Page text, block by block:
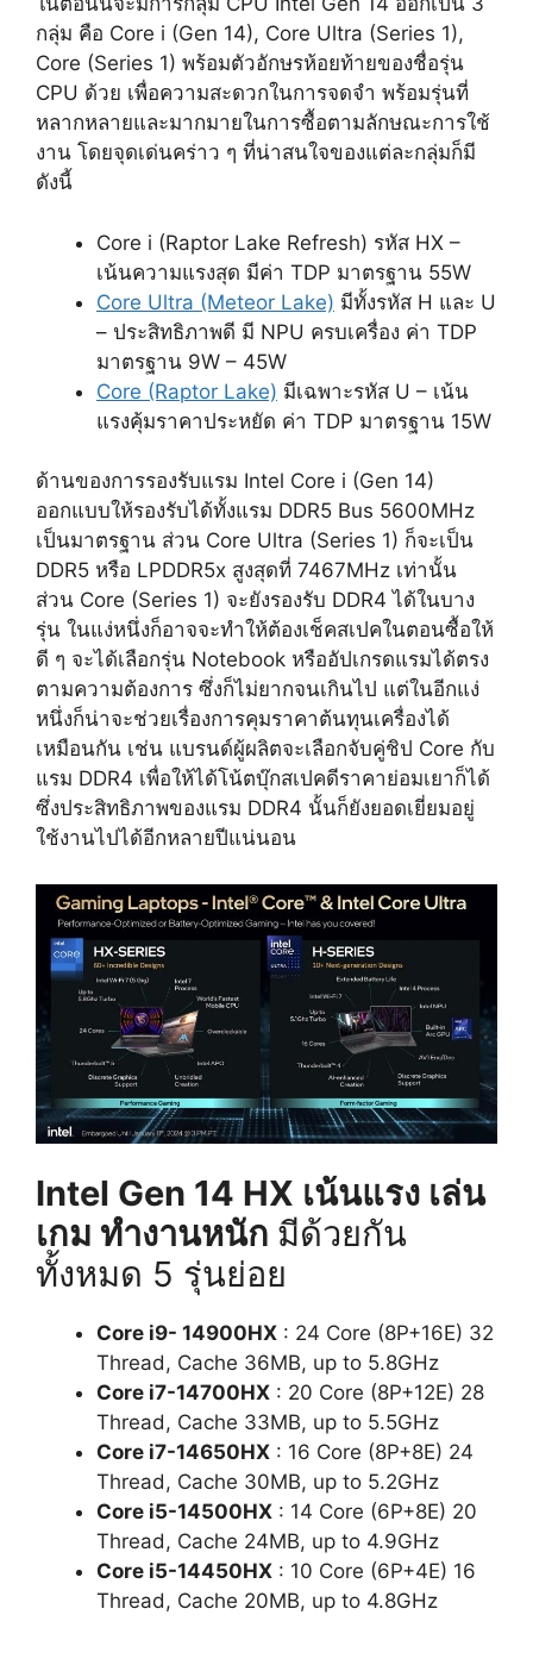
กลุ่ม คือ Core i (Gen 14), Core Ultra (Series 1),
Core (Series 1) พร้อมตัวอักษรห้อยท้ายของชื่อรุ่น
CPU ด้วย เพื่อความสะดวกในการจดจำ พร้อมรุ่นที่
หลากหลายและมากมายในการซื้อตามลักษณะการใช้
งาน โดยจุดเด่นคร่าว ๆ ที่น่าสนใจของแต่ละกลุ่มก็มี
ดังนี้
Core i (Raptor Lake Refresh) รหัส HX –
เน้นความแรงสุด มีค่า TDP มาตรฐาน 55W
Core Ultra (Meteor Lake) มีทั้งรหัส H และ U
– ประสิทธิภาพดี มี NPU ครบเครื่อง ค่า TDP
มาตรฐาน 9W – 45W
Core (Raptor Lake) มีเฉพาะรหัส U – เน้น
แรงคุ้มราคาประหยัด ค่า TDP มาตรฐาน 15W
ด้านของการรองรับแรม Intel Core i (Gen 14)
ออกแบบให้รองรับได้ทั้งแรม DDR5 Bus 5600MHz
เป็นมาตรฐาน ส่วน Core Ultra (Series 1) ก็จะเป็น
DDR5 หรือ LPDDR5x สูงสุดที่ 7467MHz เท่านั้น
ส่วน Core (Series 1) จะยังรองรับ DDR4 ได้ในบาง
รุ่น ในแง่หนึ่งก็อาจจะทำให้ต้องเช็คสเปคในตอนซื้อให้
ดี ๆ จะได้เลือกรุ่น Notebook หรืออัปเกรดแรมได้ตรง
ตามความต้องการ ซึ่งก็ไม่ยากจนเกินไป แต่ในอีกแง่
หนึ่งก็น่าจะช่วยเรื่องการคุมราคาต้นทุนเครื่องได้
เหมือนกัน เช่น แบรนด์ผู้ผลิตจะเลือกจับคู่ชิป Core กับ
แรม DDR4 เพื่อให้ได้โน้ตบุ๊กสเปคดีราคาย่อมเยาก็ได้
ซึ่งประสิทธิภาพของแรม DDR4 นั้นก็ยังยอดเยี่ยมอยู่
ใช้งานไปได้อีกหลายปีแน่นอน
Intel Gen 14 HX เน้นแรง เล่น
เกม ทำงานหนัก มีด้วยกัน
ทั้งหมด 5 รุ่นย่อย
Core i9- 14900HX : 24 Core (8P+16E) 32
Thread, Cache 36MB, up to 5.8GHz
Core i7-14700HX : 20 Core (8P+12E) 28
Thread, Cache 33MB, up to 5.5GHz
Core i7-14650HX : 16 Core (8P+8E) 24
Thread, Cache 30MB, up to 5.2GHz
Core i5-14500HX : 14 Core (6P+8E) 20
Thread, Cache 24MB, up to 4.9GHz
Core i5-14450HX : 10 Core (6P+4E) 16
Thread, Cache 20MB, up to 4.8GHz